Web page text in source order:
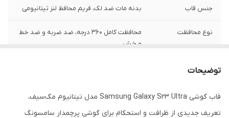
جنس قاب بدنه مات ضد لک، فریم محافظ لنز تیتانیومی
نوع محافظت
محافظت کامل ۳۶۰ درجه، ضد ضربه و ضد خط
و خش
نوع محافظ دوربین
پشتیبانی از شارژر وایرلس و مگ‌سیف
توضیحات
قاب گوشی Samsung Galaxy S23 Ultra مدل تیتانیوم مگ‌سیف،
تعریف جدیدی از ظرافت و استحکام برای گوشی پرچمدار سامسونگ